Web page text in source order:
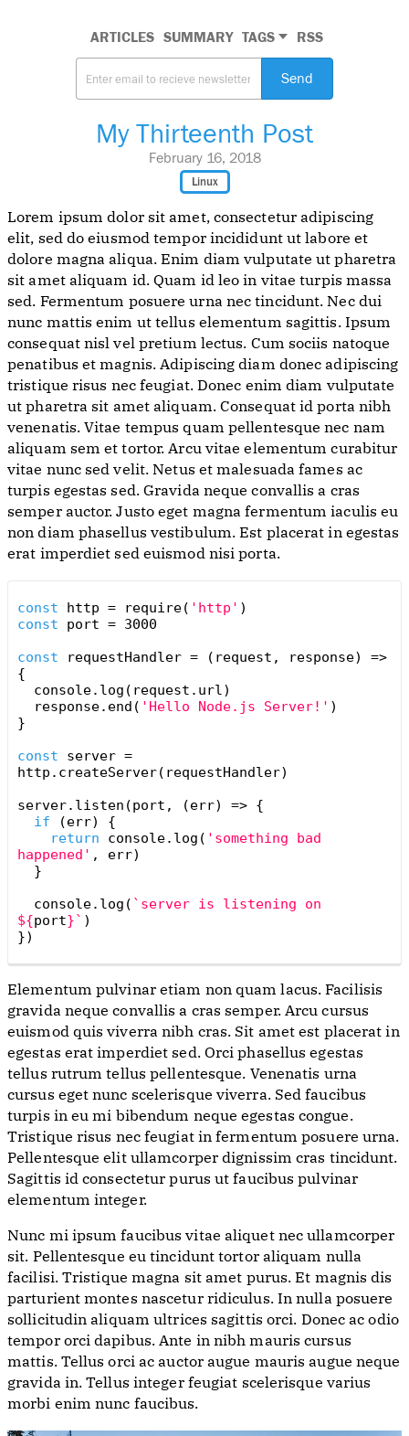
ARTICLES SUMMARY TAGS RSS
Send
My Thirteenth Post
February 16, 2018
Linux
Lorem ipsum dolor sit amet, consectetur adipiscing
elit, sed do eiusmod tempor incididunt ut labore et
dolore magna aliqua. Enim diam vulputate ut pharetra
sit amet aliquam id. Quam id leo in vitae turpis massa
sed. Fermentum posuere urna nec tincidunt. Nec dui
nunc mattis enim ut tellus elementum sagittis. Ipsum
consequat nisl vel pretium lectus. Cum sociis natoque
penatibus et magnis. Adipiscing diam donec adipiscing
tristique risus nec feugiat. Donec enim diam vulputate
ut pharetra sit amet aliquam. Consequat id porta nibh
venenatis. Vitae tempus quam pellentesque nec nam
aliquam sem et tortor. Arcu vitae elementum curabitur
vitae nunc sed velit. Netus et malesuada fames ac
turpis egestas sed. Gravida neque convallis a cras
semper auctor. Justo eget magna fermentum iaculis eu
non diam phasellus vestibulum. Est placerat in egestas
erat imperdiet sed euismod nisi porta.
const http = require( 'http' )
const
port = 3000
const
requestHandler = ( request , response)
=>
{
console. log ( request . url)
response. end ( 'Hello Node.js Server!' )
}
const
server =
http . createServer( requestHandler)
server. listen (port , (err) => {
if
(err)
{
return
console. log ( 'something bad
happened' , err)
}
console. log (
${port}` )
})
Elementum pulvinar etiam non quam lacus. Facilisis
gravida neque convallis a cras semper. Arcu cursus
euismod quis viverra nibh cras. Sit amet est placerat in
egestas erat imperdiet sed. Orci phasellus egestas
tellus rutrum tellus pellentesque. Venenatis urna
cursus eget nunc scelerisque viverra. Sed faucibus
turpis in eu mi bibendum neque egestas congue.
Tristique risus nec feugiat in fermentum posuere urna.
Pellentesque elit ullamcorper dignissim cras tincidunt.
Sagittis id consectetur purus ut faucibus pulvinar
elementum integer.
Nunc mi ipsum faucibus vitae aliquet nec ullamcorper
sit. Pellentesque eu tincidunt tortor aliquam nulla
facilisi. Tristique magna sit amet purus. Et magnis dis
parturient montes nascetur ridiculus. In nulla posuere
sollicitudin aliquam ultrices sagittis orci. Donec ac odio
tempor orci dapibus. Ante in nibh mauris cursus
mattis. Tellus orci ac auctor augue mauris augue neque
gravida in. Tellus integer feugiat scelerisque varius
morbi enim nunc faucibus.